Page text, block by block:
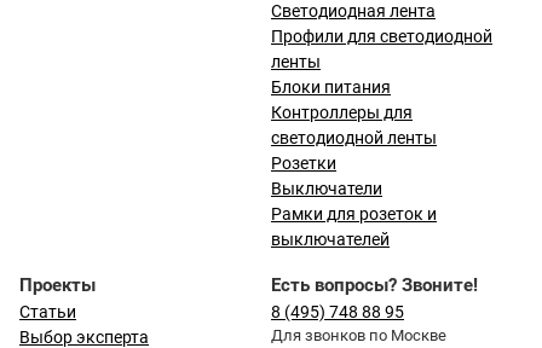
Светодиодная лента
Профили для светодиодной
ленты
Блоки питания
Контроллеры для
светодиодной ленты
Розетки
Выключатели
Рамки для розеток и
выключателей
Проекты
Статьи
Выбор эксперта
Есть вопросы? Звоните!
8 (495) 748 88 95
Для звонков по Москве